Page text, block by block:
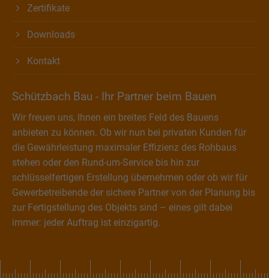
Zertifikate
Downloads
Kontakt
Schützbach Bau - Ihr Partner beim Bauen
Wir freuen uns, Ihnen ein breites Feld des Bauens
anbieten zu können. Ob wir nun bei privaten Kunden für
die Gewährleistung maximaler Effizienz des Rohbaus
stehen oder den Rund-um-Service bis hin zur
schlüsselfertigen Erstellung übernehmen oder ob wir für
Gewerbetreibende der sichere Partner von der Planung bis
zur Fertigstellung des Objekts sind – eines gilt dabei
immer: jeder Auftrag ist einzigartig.